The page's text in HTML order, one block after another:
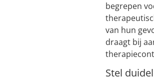
begrepen
van hun
draagt bij
Stel